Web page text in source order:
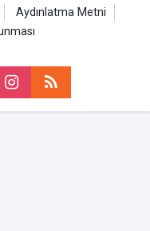
Aydınlatma Metni